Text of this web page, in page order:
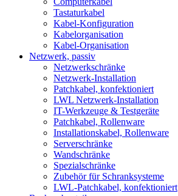
Tastaturkabel
Kabel-Konfiguration
Kabelorganisation
Kabel-Organisation
Netzwerk, passiv
Netzwerkschränke
Netzwerk-Installation
Patchkabel, konfektioniert
LWL Netzwerk-Installation
IT-Werkzeuge & Testgeräte
Patchkabel, Rollenware
Installationskabel, Rollenware
Serverschränke
Wandschränke
Spezialschränke
Zubehör für Schranksysteme
LWL-Patchkabel, konfektioniert